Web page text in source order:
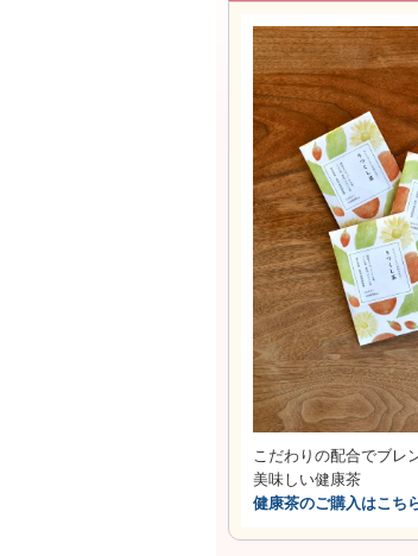
こだわりの配合でブレ
美味しい健康茶
健康茶のご購入はこち